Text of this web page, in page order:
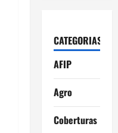
CATEGORIAS
AFIP
Agro
Coberturas